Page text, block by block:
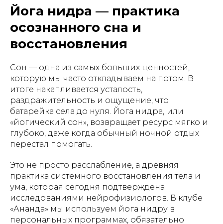
Йога нидра — практика
осознанного сна и
восстановления
Сон — одна из самых больших ценностей,
которую мы часто откладываем на потом. В
итоге накапливается усталость,
раздражительность и ощущение, что
батарейка села до нуля. Йога нидра, или
«йогический сон», возвращает ресурс мягко и
глубоко, даже когда обычный ночной отдых
перестал помогать.
Это не просто расслабление, а древняя
практика системного восстановления тела и
ума, которая сегодня подтверждена
исследованиями нейрофизиологов. В клубе
«Ананда» мы используем йога нидру в
персональных программах, обязательно